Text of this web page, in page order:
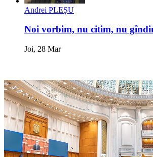
Andrei PLEȘU
Noi vorbim, nu citim, nu
Joi, 28 Mar